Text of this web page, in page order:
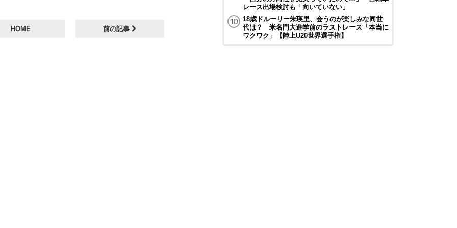
HOME 前の記事
レース出場検討も「向いていない」
18歳ドルーリー朱瑛里、会うのが楽しみな同世
代は？ 米名門大進学前のラストレース「本当に
ワクワク」【陸上U20世界選手権】